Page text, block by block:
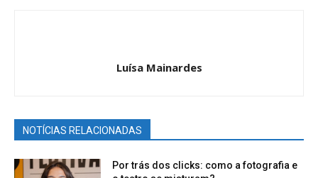
Luísa Mainardes
NOTÍCIAS RELACIONADAS
Por trás dos clicks: como a fotografia e